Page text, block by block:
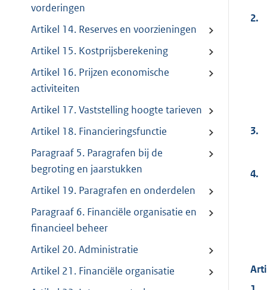
vorderingen
Artikel 14. Reserves en voorzieningen
Artikel 15. Kostprijsberekening
Artikel 16. Prijzen economische
activiteiten
Artikel 17. Vaststelling hoogte tarieven
Artikel 18. Financieringsfunctie
Paragraaf 5. Paragrafen bij de
begroting en jaarstukken
Artikel 19. Paragrafen en onderdelen
Paragraaf 6. Financiële organisatie en
financieel beheer
Artikel 20. Administratie
Artikel 21. Financiële organisatie
2.
3.
4.